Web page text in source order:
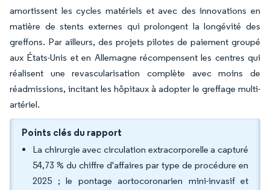
amortissent les cycles matériels et avec des innovations en
matière de stents externes qui prolongent la longévité des
greffons. Par ailleurs, des projets pilotes de paiement groupé
aux États-Unis et en Allemagne récompensent les centres qui
réalisent une revascularisation complète avec moins de
réadmissions, incitant les hôpitaux à adopter le greffage multi-
artériel.
Points clés du rapport
La chirurgie avec circulation extracorporelle a capturé
54,73 % du chiffre d'affaires par type de procédure en
2025 ; le pontage aortocoronarien mini-invasif et